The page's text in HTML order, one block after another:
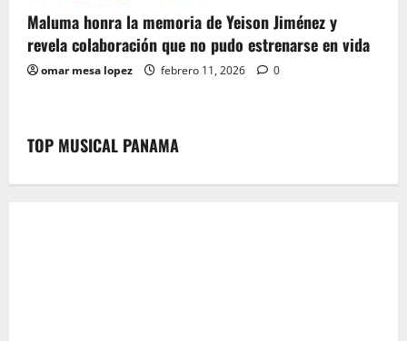
Maluma honra la memoria de Yeison Jiménez y
revela colaboración que no pudo estrenarse en vida
omar mesa lopez febrero 11, 2026 0
TOP MUSICAL PANAMA